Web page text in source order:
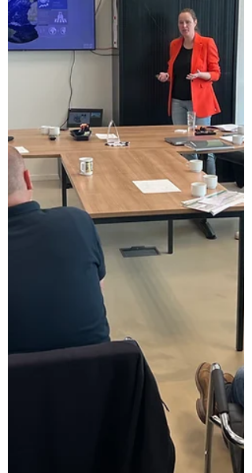
Koploperproject Friesland bij elkaar bij
Feenstra Dakbedekking in Dronryp om hun
Duurzaamheidsagenda's met elkaar te delen